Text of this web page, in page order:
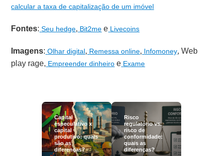
calcular a taxa de capitalização de um imóvel
Fontes: Seu hedge, Bit2me e Livecoins
Imagens: Olhar digital, Remessa online, Infomoney, Web
play rage, Empreender dinheiro e Exame
Capital
especulativo x
capital
produtivo: quais
são as
diferenças?
Risco
regulatório vs.
risco de
conformidade:
quais as
diferenças?